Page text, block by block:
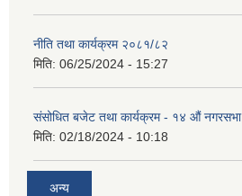
नीति तथा कार्यक्रम २०८१/८२
मिति: 06/25/2024 - 15:27
संसोधित बजेट तथा कार्यक्रम - १४ औं नगरसभा
मिति: 02/18/2024 - 10:18
अन्य